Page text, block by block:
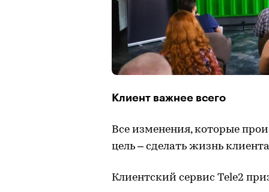
Клиент важнее всего
Все изменения, которые
цель – сделать жизнь
Клиентский сервис Tele2